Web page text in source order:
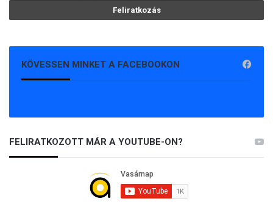
KÖVESSEN MINKET A FACEBOOKON
FELIRATKOZOTT MÁR A YOUTUBE-ON?